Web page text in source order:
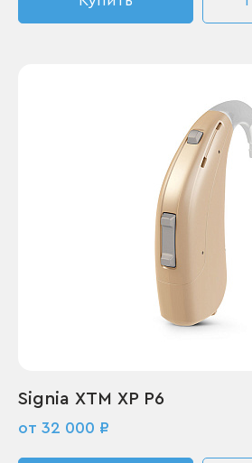
Signia XTM XP P6
от 32 000 ₽